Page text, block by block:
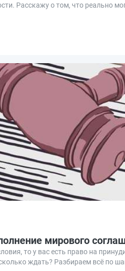
Расскажу о том, что реально
мирового
то у вас есть право на
ждать? Разбираем всё по